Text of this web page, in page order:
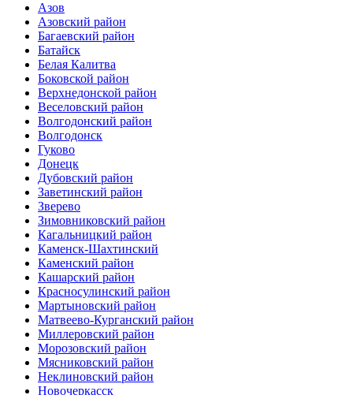
Азов
Азовский район
Багаевский район
Батайск
Белая Калитва
Боковской район
Верхнедонской район
Веселовский район
Волгодонский район
Волгодонск
Гуково
Донецк
Дубовский район
Заветинский район
Зверево
Зимовниковский район
Кагальницкий район
Каменск-Шахтинский
Каменский район
Кашарский район
Красносулинский район
Мартыновский район
Матвеево-Курганский район
Миллеровский район
Морозовский район
Мясниковский район
Неклиновский район
Новочеркасск